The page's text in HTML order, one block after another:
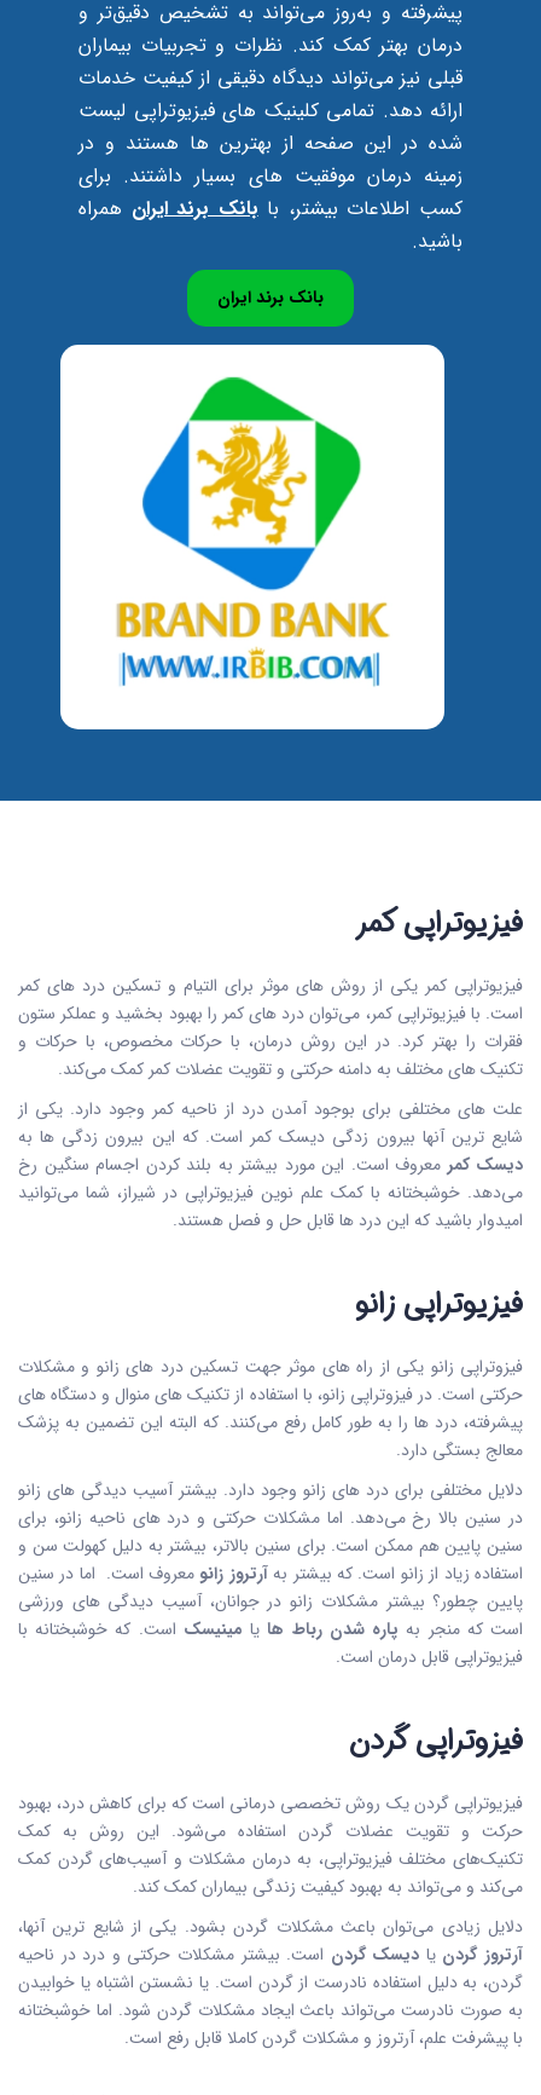
پیشرفته و به‌روز می‌تواند به تشخیص دقیق‌تر و
درمان بهتر کمک کند. نظرات و تجربیات بیماران
قبلی نیز می‌تواند دیدگاه دقیقی از کیفیت خدمات
ارائه دهد. تمامی کلینیک های فیزیوتراپی لیست
شده در این صفحه از بهترین ها هستند و در
زمینه درمان موفقیت های بسیار داشتند. برای
کسب اطلاعات بیشتر، بابانک برند ایران همراه
باشید.
بانک برند ایران
فیزیوتراپی کمر
فیزیوتراپی کمر یکی از روش های موثر برای التیام و تسکین درد های کمر
است. با فیزیوتراپی کمر، می‌توان درد های کمر را بهبود بخشید و عملکر ستون
فقرات را بهتر کرد. در این روش درمان، با حرکات مخصوص، با حرکات و
تکنیک های مختلف به دامنه حرکتی و تقویت عضلات کمر کمک می‌کند.
علت های مختلفی برای بوجود آمدن درد از ناحیه کمر وجود دارد. یکی از
شایع ترین آنها بیرون زدگی دیسک کمر است. که این بیرون زدگی ها به
دیسک کمر معروف است. این مورد بیشتر به بلند کردن اجسام سنگین رخ
می‌دهد. خوشبختانه با کمک علم نوین فیزیوتراپی در شیراز، شما می‌توانید
امیدوار باشید که این درد ها قابل حل و فصل هستند.
فیزیوتراپی زانو
فیزوتراپی زانو یکی از راه های موثر جهت تسکین درد های زانو و مشکلات
حرکتی است. در فیزوتراپی زانو، با استفاده از تکنیک های منوال و دستگاه های
پیشرفته، درد ها را به طور کامل رفع می‌کنند. که البته این تضمین به پزشک
معالج بستگی دارد.
دلایل مختلفی برای درد های زانو وجود دارد. بیشتر آسیب دیدگی های زانو
در سنین بالا رخ می‌دهد. اما مشکلات حرکتی و درد های ناحیه زانو، برای
سنین پایین هم ممکن است. برای سنین بالاتر، بیشتر به دلیل کهولت سن و
استفاده زیاد از زانو است. که بیشتر بهآرتروز زانو معروف است. اما در سنین
پایین‌ چطور؟ بیشتر مشکلات زانو در جوانان، آسیب دیدگی های ورزشی
است که منجر به پاره شدن رباط ها یا مینیسک است. که خوشبختانه با
فیزیوتراپی قابل درمان است.
فیزوتراپی گردن
فیزیوتراپی گردن یک روش تخصصی درمانی است که برای کاهش درد، بهبود
حرکت و تقویت عضلات گردن استفاده می‌شود. این روش به کمک
تکنیک‌های مختلف فیزیوتراپی، به درمان مشکلات و آسیب‌های گردن کمک
می‌کند و می‌تواند به بهبود کیفیت زندگی بیماران کمک کند.
دلایل زیادی می‌توان باعث مشکلات گردن بشود. یکی از شایع ترین آنها،
آرتروز گردن یا دیسک گردن است. بیشتر مشکلات حرکتی و درد در ناحیه
گردن، به دلیل استفاده نادرست از گردن است. یا نشستن اشتباه یا خوابیدن
به صورت نادرست می‌تواند باعث ایجاد مشکلات گردن شود. اما خوشبختانه
با پیشرفت علم، آرتروز و مشکلات گردن کاملا قابل رفع است.